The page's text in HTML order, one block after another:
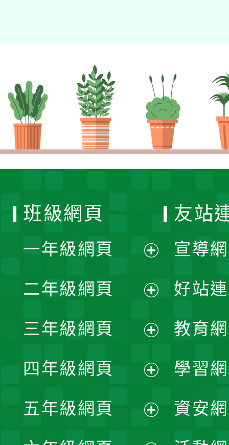
班級網頁
一年級網頁
開
選
單
二年級網頁
開
選
單
三年級網頁
開
選
單
四年級網頁
開
五年級網頁
友站
宣導
好站
教育
學習
資安